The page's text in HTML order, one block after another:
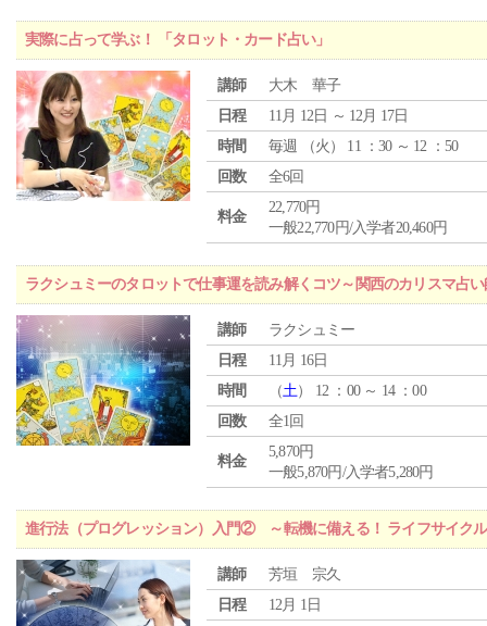
実際に占って学ぶ！ 「タロット・カード占い」
講師
大木 華子
日程
11月 12日 ～ 12月 17日
時間
毎週 （火 ） 11 ：30 ～ 12 ：50
回数
全6回
料金
22,770円
一般22,770円/入学者20,460円
ラクシュミーのタロットで仕事運を読み解くコツ～関西のカリスマ占
講師
ラクシュミー
日程
11月 16日
時間
（土） 12 ：00 ～ 14 ：00
回数
全1回
料金
5,870円
一般5,870円/入学者5,280円
進行法（プログレッション）入門② ～転機に備える！ ライフサイク
講師
芳垣 宗久
日程
12月 1日